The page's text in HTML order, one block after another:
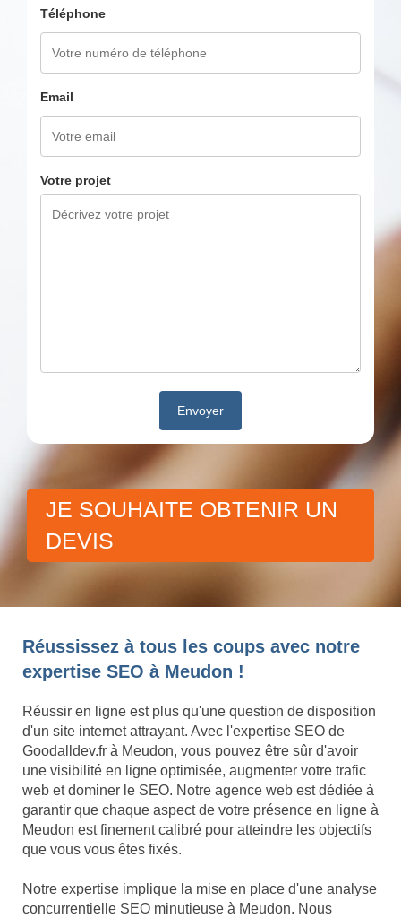
Téléphone
Email
Votre projet
JE SOUHAITE OBTENIR UN
DEVIS
Réussissez à tous les coups avec notre
expertise SEO à Meudon !
Réussir en ligne est plus qu'une question de disposition
d'un site internet attrayant. Avec l'expertise SEO de
Goodalldev.fr à Meudon, vous pouvez être sûr d'avoir
une visibilité en ligne optimisée, augmenter votre trafic
web et dominer le SEO. Notre agence web est dédiée à
garantir que chaque aspect de votre présence en ligne à
Meudon est finement calibré pour atteindre les objectifs
que vous vous êtes fixés.
Notre expertise implique la mise en place d'une analyse
concurrentielle SEO minutieuse à Meudon. Nous